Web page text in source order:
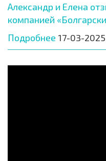
Александр и Елена
компанией
Подробнее 17-03-2025